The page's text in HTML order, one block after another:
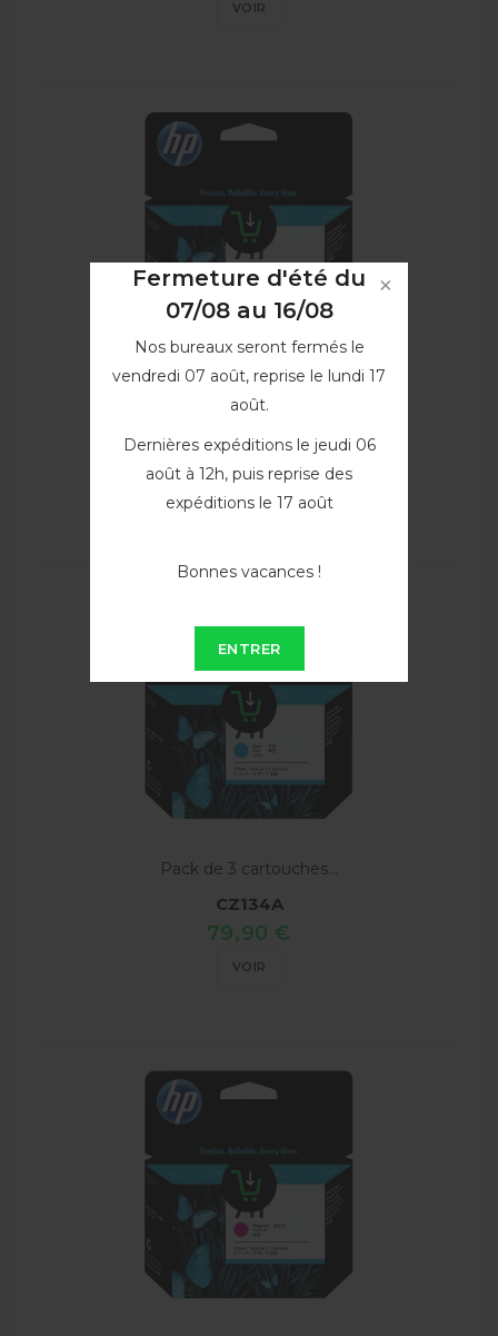
Fermeture d'été du
07/08 au 16/08
Nos bureaux seront fermés le
vendredi 07 août, reprise le lundi 17
août.
Dernières expéditions le jeudi 06
août à 12h, puis reprise des
expéditions le 17 août
Bonnes vacances !
ENTRER
VOIR
Cartouche d'encre Noir 80ml...
74,90 €
VOIR
Pack de 3 cartouches...
CZ134A
79,90 €
VOIR